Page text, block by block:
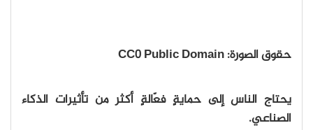
حقوق الصورة: CC0 Public Domain
يحتاج الناس إلى حمايةٍ فعّالةٍ أكثر من تأثيرات الذكاء
الصناعي.